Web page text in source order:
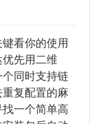
看你的使用
先用二维
同时支持链
复配置的麻
一个简单高